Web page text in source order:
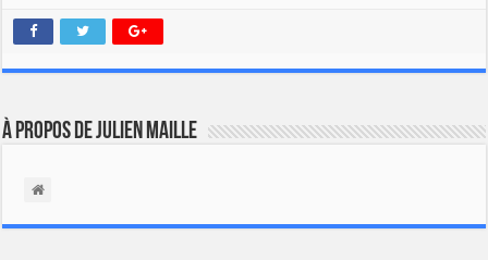
À propos de Julien Maille